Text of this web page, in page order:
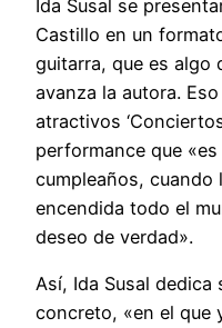
Ida Susal se
Castillo en un
guitarra, que es algo
avanza la autora.
atractivos
performance que
cumpleaños, cuando
encendida todo el
deseo de verdad».
Así, Ida Susal dedica
concreto, «en el que